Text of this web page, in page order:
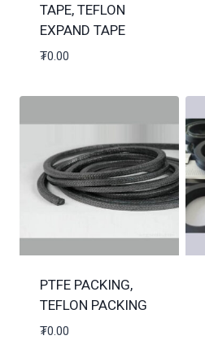
TAPE, TEFLON
EXPAND TAPE
₮0.00
PTFE PACKING,
TEFLON PACKING
₮0.00